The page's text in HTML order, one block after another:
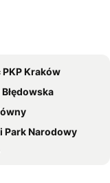
Kraków
Park Narodowy